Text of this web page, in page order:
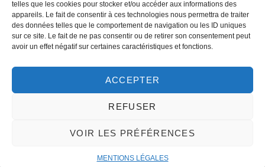
telles que les cookies pour stocker et/ou accéder aux informations des
appareils. Le fait de consentir à ces technologies nous permettra de traiter
des données telles que le comportement de navigation ou les ID uniques
sur ce site. Le fait de ne pas consentir ou de retirer son consentement peut
avoir un effet négatif sur certaines caractéristiques et fonctions.
ACCEPTER
REFUSER
VOIR LES PRÉFÉRENCES
MENTIONS LÉGALES
Lundi au Vendredi: 09h-12h / 14h-19h
Samedi: 10h-12h
Liens vers notre club omnisport et le monde du billard
© 2023 – Un site par mwgrafico ​ –Mentions légales